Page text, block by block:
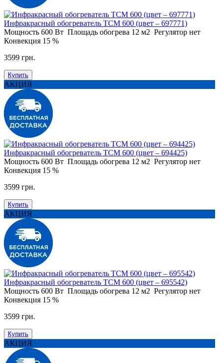
Инфракрасный обогреватель ТСМ 600 (цвет – 697771)
Мощность 600 Вт Площадь обогрева 12 м2 Регулятор нет
Конвекция 15 %
3599 грн.
Купить
АКЦИЯ
Инфракрасный обогреватель ТСМ 600 (цвет – 694425)
Мощность 600 Вт Площадь обогрева 12 м2 Регулятор нет
Конвекция 15 %
3599 грн.
Купить
АКЦИЯ
Инфракрасный обогреватель ТСМ 600 (цвет – 695542)
Мощность 600 Вт Площадь обогрева 12 м2 Регулятор нет
Конвекция 15 %
3599 грн.
Купить
АКЦИЯ